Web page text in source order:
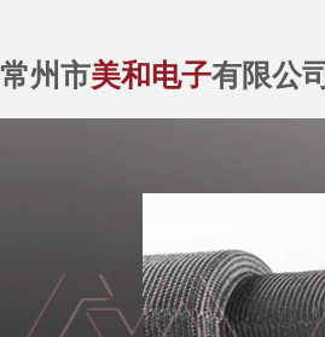
常州市美和电子有限公司